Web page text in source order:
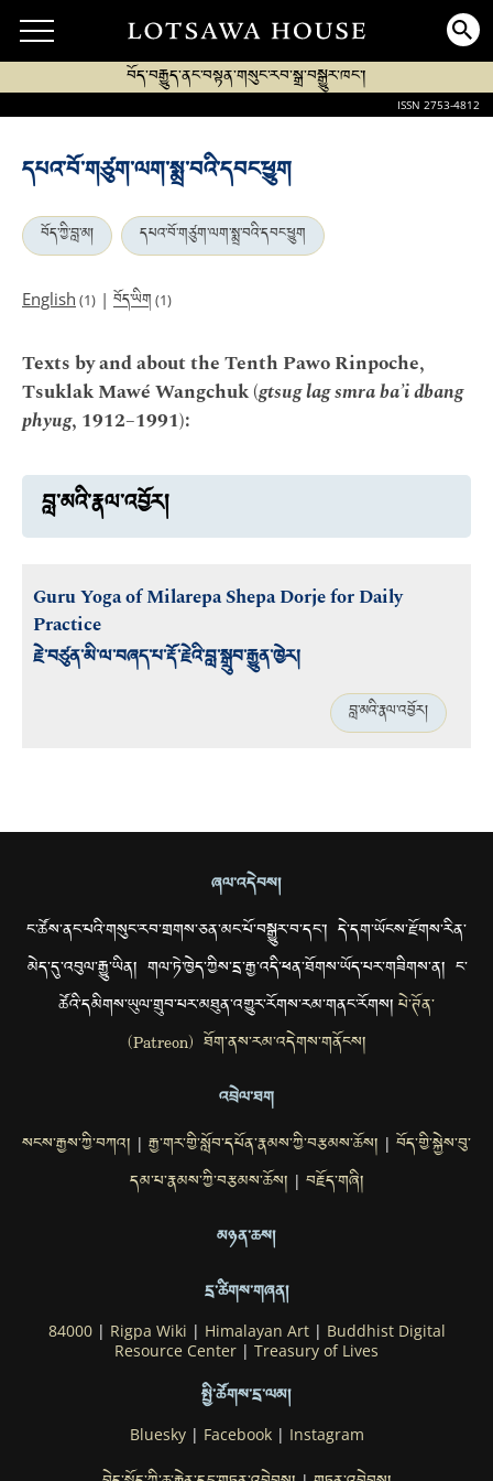
བོད་བརྒྱུད་ནང་བསྟན་གསུང་རབ་སྒྲ་བསྒྱུར་ཁང་།
ISSN 2753-4812
དཔའ་བོ་གཙུག་ལག་སྨྲ་བའི་དབང་ཕྱུག
བོད་ཀྱི་བླ་མ། དཔའ་བོ་གཙུག་ལག་སྨྲ་བའི་དབང་ཕྱུག
English (1) | བོད་ཡིག (1)
Texts by and about the Tenth Pawo Rinpoche,
Tsuklak Mawé Wangchuk (gtsug lag smra ba’i dbang
phyug, 1912–1991):
བླ་མའི་རྣལ་འབྱོར།
Guru Yoga of Milarepa Shepa Dorje for Daily
Practice
རྗེ་བཙུན་མི་ལ་བཞད་པ་རྡོ་རྗེའི་བླ་སྒྲུབ་རྒྱུན་ཁྱེར།
བླ་མའི་རྣལ་འབྱོར།
ཞལ་འདེབས།
ང་ཚོས་ནང་པའི་གསུང་རབ་གྲགས་ཅན་མང་པོ་བསྒྱུར་བ་དང་། དེ་དག་ཡོངས་རྫོགས་རིན་
མེད་དུ་འབུལ་རྒྱུ་ཡིན། གལ་ཏེ་ཁྱེད་ཀྱིས་དྲ་རྒྱ་འདི་ཕན་ཐོགས་ཡོད་པར་གཟིགས་ན། ང་
ཚོའི་དམིགས་ཡུལ་གྲུབ་པར་མཐུན་འགྱུར་རོགས་རམ་གནང་རོགས།པེ་ཊོན་
(Patreon) ཐོག་ནས་རམ་འདེགས་གནོངས།
འབྲེལ་ཐག
སངས་རྒྱས་ཀྱི་བཀའ། | རྒྱ་གར་གྱི་སློབ་དཔོན་རྣམས་ཀྱི་བརྩམས་ཆོས། | བོད་གྱི་སྐྱེས་བུ་
དམ་པ་རྣམས་ཀྱི་བརྩམས་ཆོས། | བརྗོད་གཞི།
མཉན་ཆས།
དྲ་ཚིགས་གཞན།
84000| Rigpa Wiki | Himalayan Art| Buddhist Digital
Resource Center | Treasury of Lives
སྤྱི་ཚོགས་དྲ་ལམ།
Bluesky| Facebook| Instagram